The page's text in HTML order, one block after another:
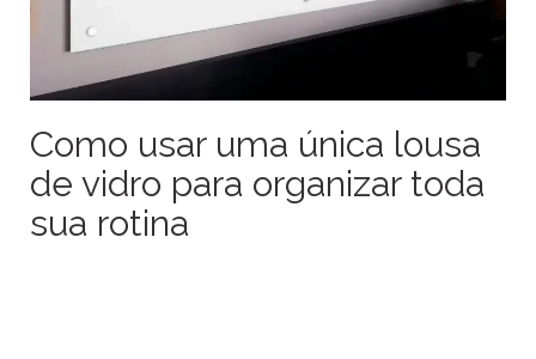
Como usar uma única lousa
de vidro para organizar toda
sua rotina